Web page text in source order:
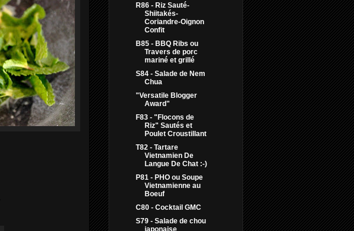
R86 - Riz Sauté-
Shiitakés-
Coriandre-Oignon
Confit
B85 - BBQ Ribs ou
Travers de porc
mariné et grillé
S84 - Salade de Nem
Chua
"Versatile Blogger
Award"
F83 - "Flocons de
Riz" Sautés et
Poulet Croustillant
T82 - Tartare
Vietnamien De
Langue De Chat :-)
P81 - PHO ou Soupe
Vietnamienne au
Boeuf
C80 - Cocktail GMC
S79 - Salade de chou
japonaise